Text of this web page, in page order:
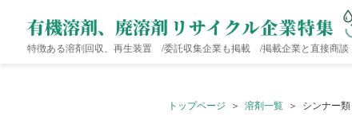
特徴ある溶剤回収、再生装置 /委託収集企業も掲載 /掲載企業と直接商談
トップページ 溶剤一覧 シンナー